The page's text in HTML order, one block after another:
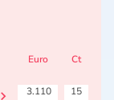
Euro Ct
3.110 15